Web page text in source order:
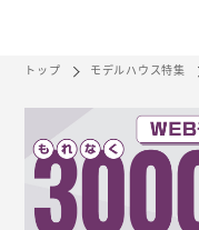
トップ モデルハウス特集